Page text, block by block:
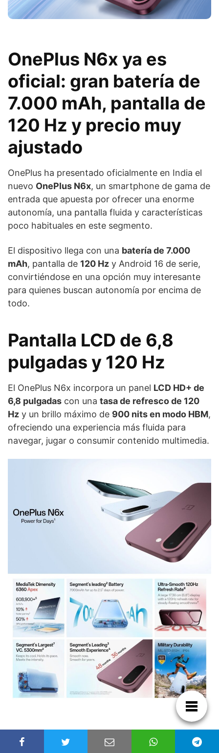
OnePlus N6x ya es
oficial: gran batería de
7.000 mAh, pantalla de
120 Hz y precio muy
ajustado
OnePlus ha presentado oficialmente en India el
nuevo OnePlus N6x, un smartphone de gama de
entrada que apuesta por ofrecer una enorme
autonomía, una pantalla fluida y características
poco habituales en este segmento.
El dispositivo llega con una batería de 7.000
mAh, pantalla de 120 Hz y Android 16 de serie,
convirtiéndose en una opción muy interesante
para quienes buscan autonomía por encima de
todo.
Pantalla LCD de 6,8
pulgadas y 120 Hz
El OnePlus N6x incorpora un panel LCD HD+ de
6,8 pulgadas con una tasa de refresco de 120
Hz y un brillo máximo de 900 nits en modo HBM,
ofreciendo una experiencia más fluida para
navegar, jugar o consumir contenido multimedia.
MediaTek Dimensity